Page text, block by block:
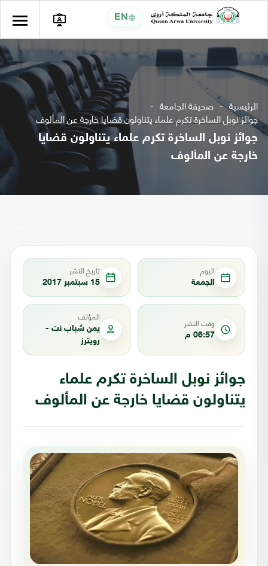
EN
الرئيسية صحيفة الجامعة
جوائز نوبل الساخرة تكرم علماء يتناولون قضايا خارجة عن المألوف
جوائز نوبل الساخرة تكرم علماء يتناولون قضايا
خارجة عن المألوف
اليوم
الجمعة
تاريخ النشر
15 سبتمبر 2017
وقت النشر
06:57 م
المؤلف
يمن شباب نت -
رويترز
جوائز نوبل الساخرة تكرم علماء
يتناولون قضايا خارجة عن المألوف